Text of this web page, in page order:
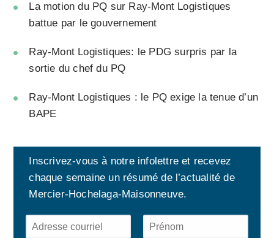
La motion du PQ sur Ray-Mont Logistiques
battue par le gouvernement
Ray-Mont Logistiques: le PDG surpris par la
sortie du chef du PQ
Ray-Mont Logistiques : le PQ exige la tenue d’un
BAPE
Inscrivez-vous à notre infolettre et recevez
chaque semaine un résumé de l’actualité de
Mercier-Hochelaga-Maisonneuve.